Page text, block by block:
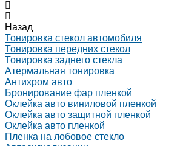
Назад
Тонировка стекол автомобиля
Тонировка передних стекол
Тонировка заднего стекла
Атермальная тонировка
Антихром авто
Бронирование фар пленкой
Оклейка авто виниловой пленкой
Оклейка авто защитной пленкой
Оклейка авто пленкой
Пленка на лобовое стекло